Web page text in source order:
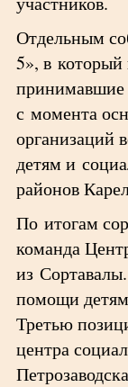
Отдельным
5», в
принимавшие
с момента
организаций
детям и
районов
По итогам
команда
из
помощи
Третью
центра